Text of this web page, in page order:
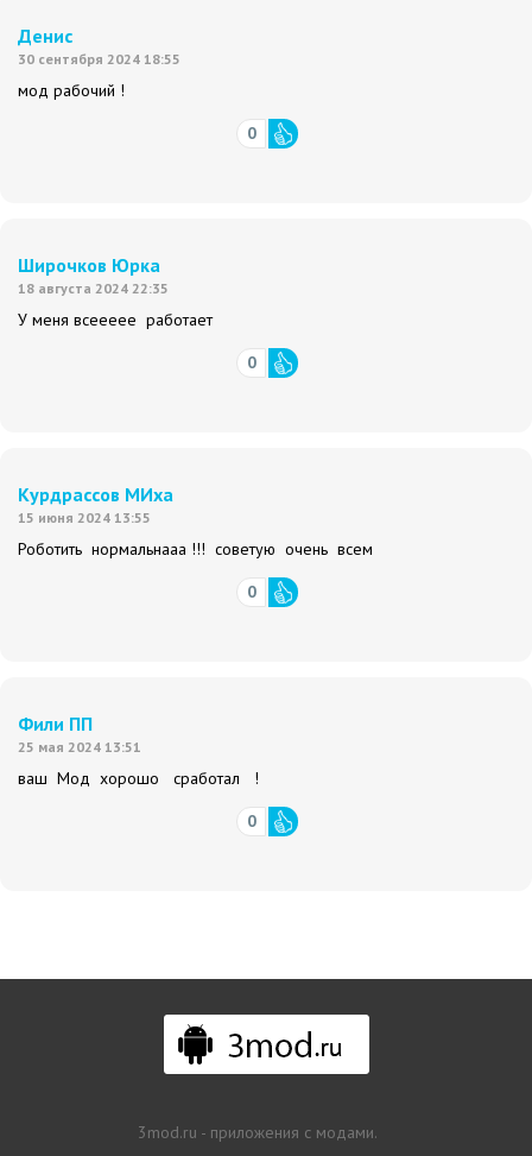
Денис
30 сентября 2024 18:55
мод рабочий !
0
Широчков Юрка
18 августа 2024 22:35
У меня всеееее работает
0
Курдрассов МИха
15 июня 2024 13:55
Роботить нормальнааа !!! советую очень всем
0
Фили ПП
25 мая 2024 13:51
ваш Мод хорошо сработал !
0
3mod.ru - приложения с модами.